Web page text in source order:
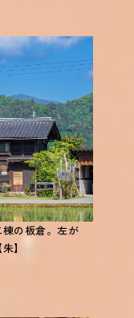
の板倉。左が
】